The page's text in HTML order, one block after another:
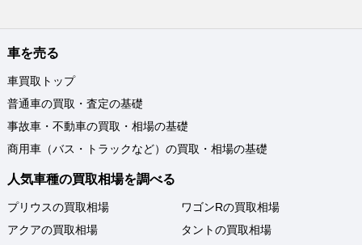
車を売る
車買取トップ
普通車の買取・査定の基礎
事故車・不動車の買取・相場の基礎
商用車（バス・トラックなど）の買取・相場の基礎
人気車種の買取相場を調べる
プリウスの買取相場
アクアの買取相場
ワゴンRの買取相場
タントの買取相場